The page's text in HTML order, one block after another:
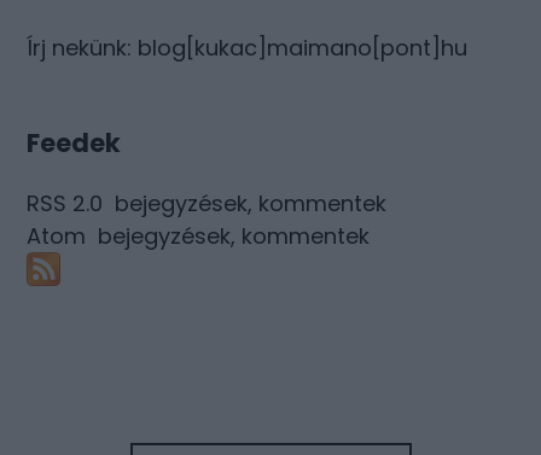
Írj nekünk: blog[kukac]maimano[pont]hu
Feedek
RSS 2.0 bejegyzések, kommentek
Atom bejegyzések, kommentek